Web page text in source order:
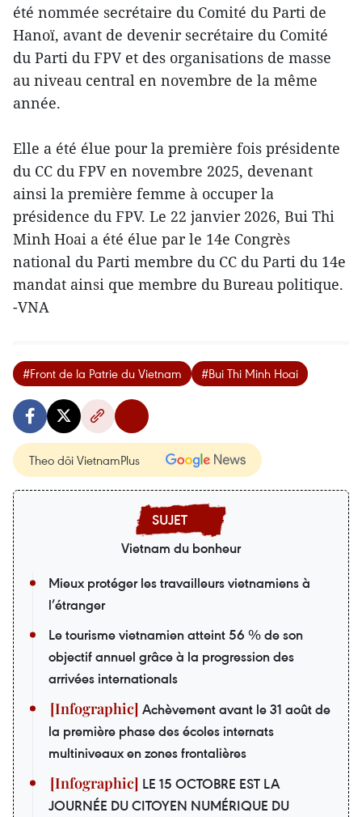
été nommée secrétaire du Comité du Parti de
Hanoï, avant de devenir secrétaire du Comité
du Parti du FPV et des organisations de masse
au niveau central en novembre de la même
année.
Elle a été élue pour la première fois présidente
du CC du FPV en novembre 2025, devenant
ainsi la première femme à occuper la
présidence du FPV. Le 22 janvier 2026, Bui Thi
Minh Hoai a été élue par le 14e Congrès
national du Parti membre du CC du Parti du 14e
mandat ainsi que membre du Bureau politique.
-VNA
#Front de la Patrie du Vietnam #Bui Thi Minh Hoai
Theo dõi VietnamPlus
Vietnam du bonheur
Mieux protéger les travailleurs vietnamiens à
l’étranger
Le tourisme vietnamien atteint 56 % de son
objectif annuel grâce à la progression des
arrivées internationals
Achèvement avant le 31 août de
la première phase des écoles internats
multiniveaux en zones frontalières
LE 15 OCTOBRE EST LA
JOURNÉE DU CITOYEN NUMÉRIQUE DU